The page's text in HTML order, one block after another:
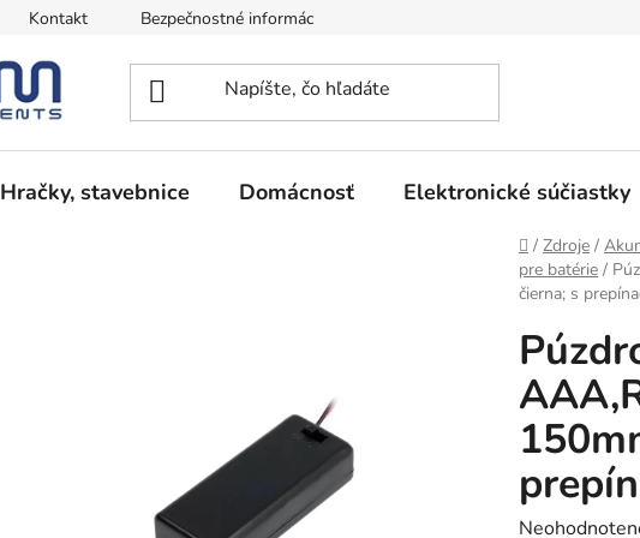
Kontakt Bezpečnostné informácie
Hračky, stavebnice Domácnosť Elektronické súčiastky
Domov
/ Zdroje /
pre batérie /
čierna; s
Priemerné